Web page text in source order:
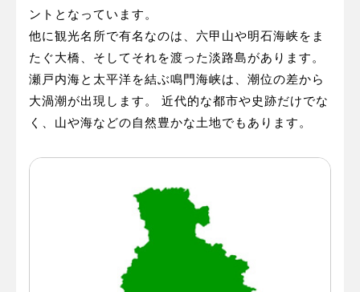
ントとなっています。
他に観光名所で有名なのは、六甲山や明石海峡をま
たぐ大橋、そしてそれを渡った淡路島があります。
瀬戸内海と太平洋を結ぶ鳴門海峡は、潮位の差から
大渦潮が出現します。 近代的な都市や史跡だけでな
く、山や海などの自然豊かな土地でもあります。